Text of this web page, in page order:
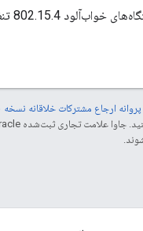
توجه
پروانه ارجاع مشترکات خلاقانه نسخه ۴.۰